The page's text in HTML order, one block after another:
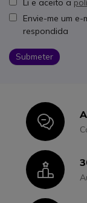
Li e aceito a
Envie-me um
respondida
Submeter
Icon
Icon